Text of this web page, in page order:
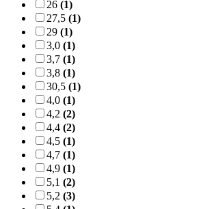
26 (1)
27,5 (1)
29 (1)
3,0 (1)
3,7 (1)
3,8 (1)
30,5 (1)
4,0 (1)
4,2 (2)
4,4 (2)
4,5 (1)
4,7 (1)
4,9 (1)
5,1 (2)
5,2 (3)